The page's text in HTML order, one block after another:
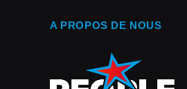
A PROPOS DE NOUS